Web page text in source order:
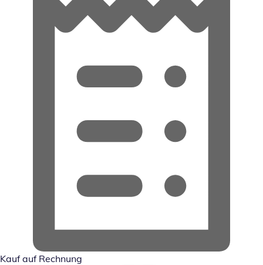
Kauf auf Rechnung